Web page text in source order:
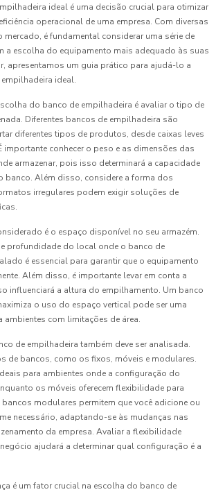
ideal é uma decisão crucial para otimizar
operacional de uma empresa. Com diversas
é fundamental considerar uma série de
a escolha do equipamento mais adequado às suas
apresentamos um guia prático para ajudá-lo a
ideal.
do banco de empilhadeira é avaliar o tipo de
Diferentes bancos de empilhadeira são
diferentes tipos de produtos, desde caixas leves
importante conhecer o peso e as dimensões das
armazenar, pois isso determinará a capacidade
banco. Além disso, considere a forma dos
irregulares podem exigir soluções de
é o espaço disponível no seu armazém.
profundidade do local onde o banco de
é essencial para garantir que o equipamento
Além disso, é importante levar em conta a
influenciará a altura do empilhamento. Um banco
o uso do espaço vertical pode ser uma
ambientes com limitações de área.
de empilhadeira também deve ser analisada.
de bancos, como os fixos, móveis e modulares.
para ambientes onde a configuração do
os móveis oferecem flexibilidade para
bancos modulares permitem que você adicione ou
necessário, adaptando-se às mudanças nas
da empresa. Avaliar a flexibilidade
ajudará a determinar qual configuração é a
é um fator crucial na escolha do banco de